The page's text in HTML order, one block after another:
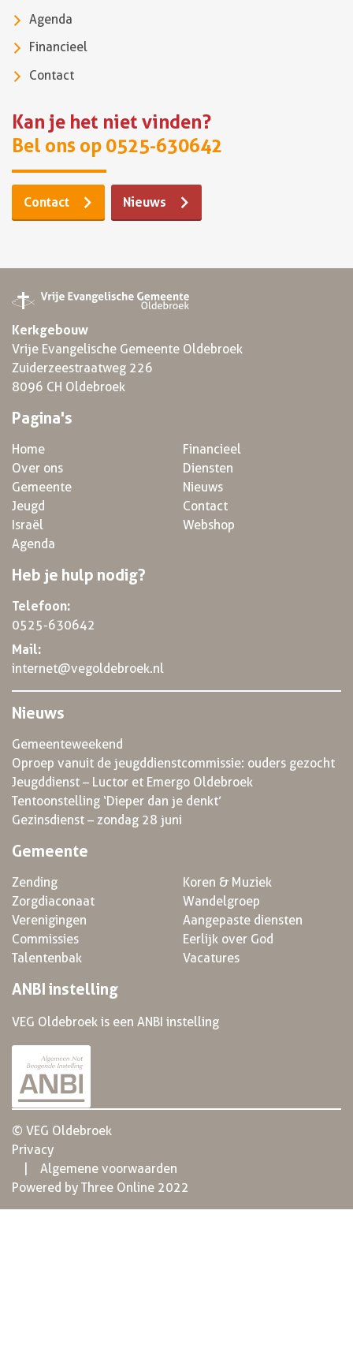
Agenda
Financieel
Contact
Kan je het niet vinden?
Bel ons op 0525-630642
Contact Nieuws
Kerkgebouw
Vrije Evangelische Gemeente Oldebroek
Zuiderzeestraatweg 226
8096 CH Oldebroek
Pagina's
Home
Over ons
Gemeente
Jeugd
Israël
Agenda
Financieel
Diensten
Nieuws
Contact
Webshop
Heb je hulp nodig?
Telefoon:
0525-630642
Mail:
internet@vegoldebroek.nl
Nieuws
Gemeenteweekend
Oproep vanuit de jeugddienstcommissie: ouders gezocht
Jeugddienst – Luctor et Emergo Oldebroek
Tentoonstelling ‘Dieper dan je denkt’
Gezinsdienst – zondag 28 juni
Gemeente
Zending
Zorgdiaconaat
Verenigingen
Commissies
Talentenbak
Koren & Muziek
Wandelgroep
Aangepaste diensten
Eerlijk over God
Vacatures
ANBI instelling
VEG Oldebroek is een ANBI instelling
© VEG Oldebroek
Privacy
Algemene voorwaarden
Powered by Three Online 2022